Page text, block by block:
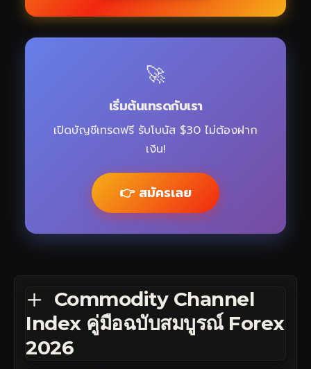
🚀
เริ่มต้นเทรดกับเรา
เปิดบัญชีเทรดฟรี รับโบนัส $30 ไม่ต้องฝาก
เงิน!
👉 สมัครเลย
Commodity Channel
Index คู่มือฉบับสมบูรณ์ Forex
2026